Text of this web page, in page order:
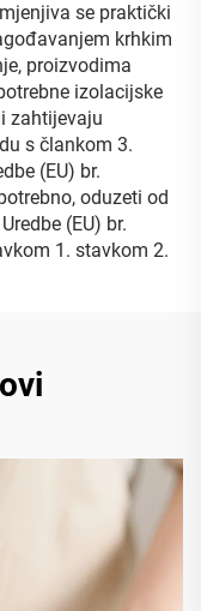
se praktički
krhkim
proizvodima
izolacijske
zahtijevaju
s člankom 3.
(EU) br.
oduzeti od
(EU) br.
1. stavkom 2.